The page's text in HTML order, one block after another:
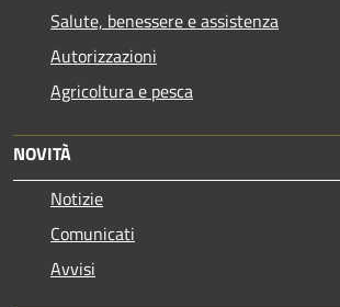
Salute, benessere e assistenza
Autorizzazioni
Agricoltura e pesca
NOVITÀ
Notizie
Comunicati
Avvisi